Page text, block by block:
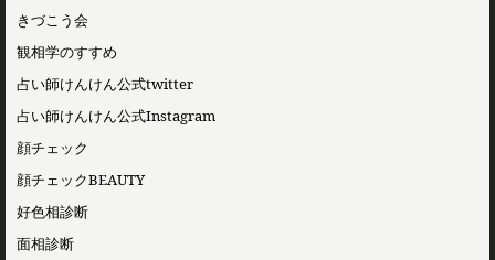
きづこう会
観相学のすすめ
占い師けんけん公式twitter
占い師けんけん公式Instagram
顔チェック
顔チェックBEAUTY
好色相診断
面相診断